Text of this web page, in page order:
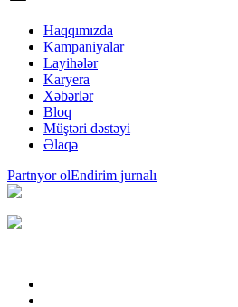
Haqqımızda
Kampaniyalar
Layihələr
Karyera
Xəbərlər
Bloq
Müştəri dəstəyi
Əlaqə
Partnyor olEndirim jurnalı